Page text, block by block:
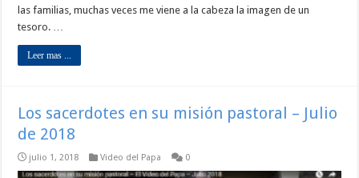
las familias, muchas veces me viene a la cabeza la imagen de un
tesoro. …
Leer mas ...
Los sacerdotes en su misión pastoral – Julio
de 2018
julio 1, 2018 Video del Papa 0